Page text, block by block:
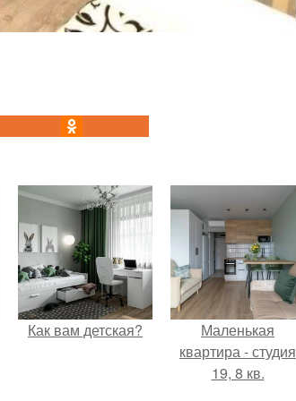
Как вам детская?
Маленькая
квартира - студия
19, 8 кв.